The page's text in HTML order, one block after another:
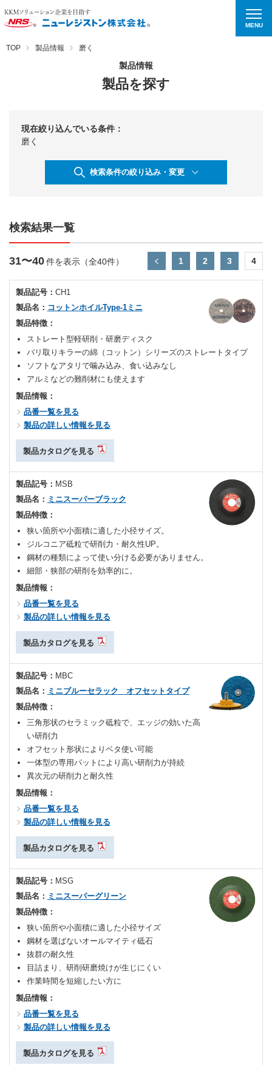
MENU
TOP 製品情報 磨く
製品情報
製品を探す
現在絞り込んでいる条件：
磨く
検索条件の絞り込み・変更
検索結果一覧
31〜40件を表示（全40件） 1 2 3 4
製品記号： CH1
製品名： コットンホイルType-1ミニ
製品特徴：
ストレート型軽研削・研磨ディスク
バリ取りキラーの綿（コットン）シリーズのストレートタイプ
ソフトなアタリで噛み込み、食い込みなし
アルミなどの難削材にも使えます
製品情報：
品番一覧を見る
製品の詳しい情報を見る
製品カタログを見る
製品記号： MSB
製品名： ミニスーパーブラック
製品特徴：
狭い箇所や小面積に適した小径サイズ。
ジルコニア砥粒で研削力・耐久性UP。
鋼材の種類によって使い分ける必要がありません。
細部・狭部の研削を効率的に。
製品情報：
品番一覧を見る
製品の詳しい情報を見る
製品カタログを見る
製品記号： MBC
製品名： ミニブルーセラック オフセットタイプ
製品特徴：
三⾓形状のセラミック砥粒で、エッジの効いた⾼
い研削⼒
オフセット形状によりベタ使い可能
⼀体型の専⽤パットにより高い研削力が持続
異次元の研削⼒と耐久性
製品情報：
品番一覧を見る
製品の詳しい情報を見る
製品カタログを見る
製品記号： MSG
製品名： ミニスーパーグリーン
製品特徴：
狭い箇所や小面積に適した小径サイズ
鋼材を選ばないオールマイティ砥石
抜群の耐久性
目詰まり、研削研磨焼けが生じにくい
作業時間を短縮したい方に
製品情報：
品番一覧を見る
製品の詳しい情報を見る
製品カタログを見る